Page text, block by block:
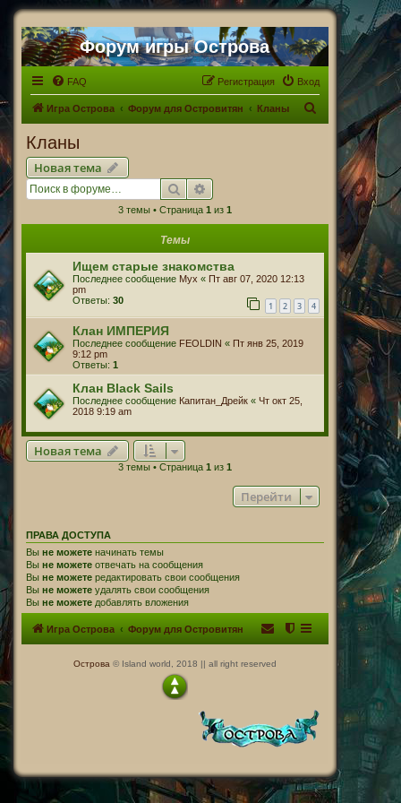
Форум игры Острова
FAQ Вход
Регистрация
Игра Острова Форум для Островитян Кланы
Кланы
Новая тема
Поиск
3 темы • Страница 1 из 1
Темы
Ищем старые знакомства
Последнее сообщение Myx « Пт авг 07, 2020 12:13
pm
Ответы: 30 1 2 3 4
Клан ИМПЕРИЯ
Последнее сообщение FEOLDIN « Пт янв 25, 2019
9:12 pm
Ответы: 1
Клан Black Sails
Последнее сообщение Капитан_Дрейк « Чт окт 25,
2018 9:19 am
Новая тема
3 темы • Страница 1 из 1
Перейти
ПРАВА ДОСТУПА
Вы не можете начинать темы
Вы не можете отвечать на сообщения
Вы не можете редактировать свои сообщения
Вы не можете удалять свои сообщения
Вы не можете добавлять вложения
Игра Острова Форум для Островитян
Острова © Island world, 2018 || all right reserved